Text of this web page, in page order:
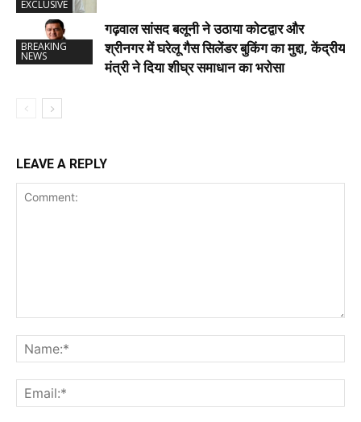
EXCLUSIVE
BREAKING
NEWS
गढ़वाल सांसद बलूनी ने उठाया कोटद्वार और
श्रीनगर में घरेलू गैस सिलेंडर बुकिंग का मुद्दा, केंद्रीय
मंत्री ने दिया शीघ्र समाधान का भरोसा
LEAVE A REPLY